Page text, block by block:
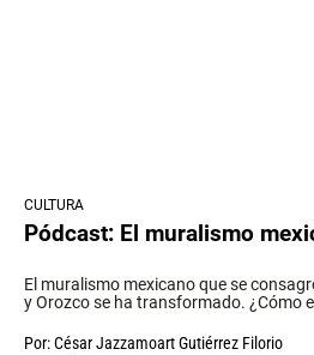
CULTURA
Pódcast: El muralismo
El muralismo mexicano que se
y Orozco se ha transformado. ¿Cómo
Por:César Jazzamoart Gutiérrez Filorio